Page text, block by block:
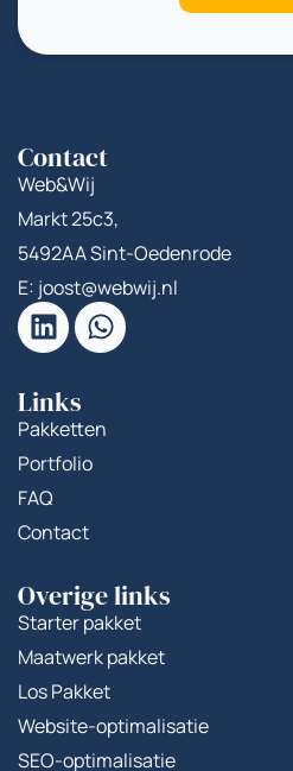
Contact
Web&Wij
Markt 25c3,
5492AA Sint-Oedenrode
E: joost@webwij.nl
Links
Pakketten
Portfolio
FAQ
Contact
Overige links
Starter pakket
Maatwerk pakket
Los Pakket
Website-optimalisatie
SEO-optimalisatie